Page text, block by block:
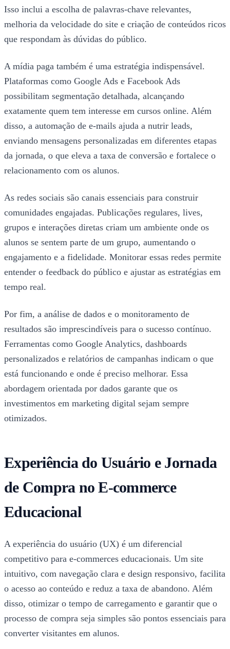
Isso inclui a escolha de palavras-chave relevantes,
melhoria da velocidade do site e criação de conteúdos ricos
que respondam às dúvidas do público.
A mídia paga também é uma estratégia indispensável.
Plataformas como Google Ads e Facebook Ads
possibilitam segmentação detalhada, alcançando
exatamente quem tem interesse em cursos online. Além
disso, a automação de e-mails ajuda a nutrir leads,
enviando mensagens personalizadas em diferentes etapas
da jornada, o que eleva a taxa de conversão e fortalece o
relacionamento com os alunos.
As redes sociais são canais essenciais para construir
comunidades engajadas. Publicações regulares, lives,
grupos e interações diretas criam um ambiente onde os
alunos se sentem parte de um grupo, aumentando o
engajamento e a fidelidade. Monitorar essas redes permite
entender o feedback do público e ajustar as estratégias em
tempo real.
Por fim, a análise de dados e o monitoramento de
resultados são imprescindíveis para o sucesso contínuo.
Ferramentas como Google Analytics, dashboards
personalizados e relatórios de campanhas indicam o que
está funcionando e onde é preciso melhorar. Essa
abordagem orientada por dados garante que os
investimentos em marketing digital sejam sempre
otimizados.
Experiência do Usuário e Jornada
de Compra no E-commerce
Educacional
A experiência do usuário (UX) é um diferencial
competitivo para e-commerces educacionais. Um site
intuitivo, com navegação clara e design responsivo, facilita
o acesso ao conteúdo e reduz a taxa de abandono. Além
disso, otimizar o tempo de carregamento e garantir que o
processo de compra seja simples são pontos essenciais para
converter visitantes em alunos.